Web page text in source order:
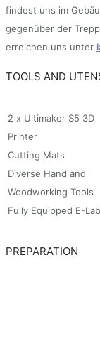
findest uns im
gegenüber der
erreichen uns unter
TOOLS AND
2 x Ultimaker S5 3D
Printer
Cutting Mats
Diverse Hand and
Woodworking Tools
Fully Equipped E-Lab
PREPARATION